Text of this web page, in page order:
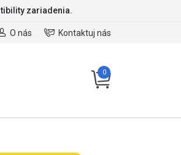
zariadenia.
Kontaktuj nás
O nás
0